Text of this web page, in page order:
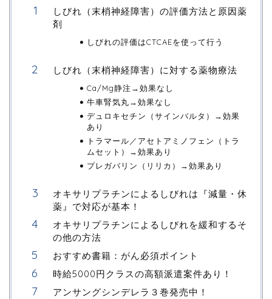
しびれ（末梢神経障害）の評価方法と原因薬
剤
しびれの評価はCTCAEを使って行う
しびれ（末梢神経障害）に対する薬物療法
Ca/Mg静注→効果なし
牛車腎気丸→効果なし
デュロキセチン（サインバルタ）→効果
あり
トラマール／アセトアミノフェン（トラ
ムセット）→効果あり
プレガバリン（リリカ）→効果あり
オキサリプラチンによるしびれは『減量・休
薬』で対応が基本！
オキサリプラチンによるしびれを緩和するそ
の他の方法
おすすめ書籍：がん必須ポイント
時給5000円クラスの高額派遣案件あり！
アンサングシンデレラ３巻発売中！